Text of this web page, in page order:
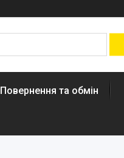
Повернення та обмін